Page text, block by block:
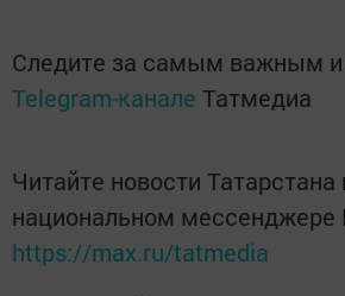
Следите за самым важным
Telegram-канале Татмедиа
Читайте новости Татарстана
национальном мессенджере
https://max.ru/tatmedia